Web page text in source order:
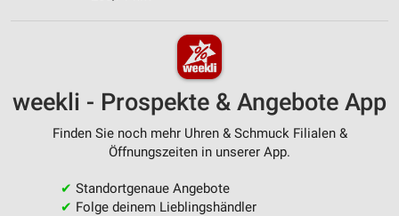
weekli - Prospekte & Angebote App
Finden Sie noch mehr Uhren & Schmuck Filialen &
Öffnungszeiten in unserer App.
✔ Standortgenaue Angebote
✔ Folge deinem Lieblingshändler